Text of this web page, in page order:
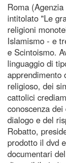
Roma
intitolato "Le
religioni
Islamismo - e
e Scintoismo.
linguaggio di
apprendimento
religioso, dei
cattolici
conoscenza
dialogo e del
Robatto,
prodotto il dvd
documentari